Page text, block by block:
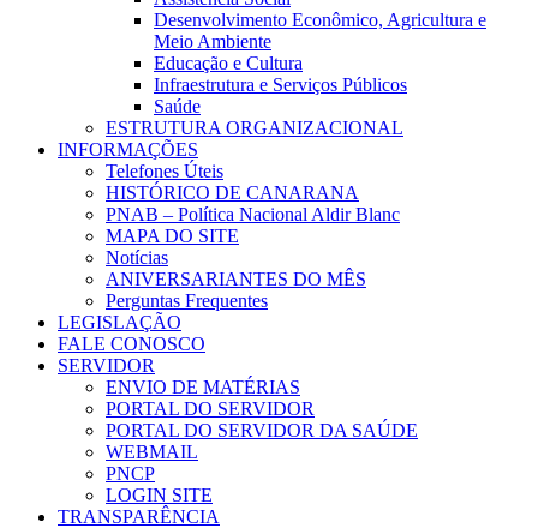
Desenvolvimento Econômico, Agricultura e
Meio Ambiente
Educação e Cultura
Infraestrutura e Serviços Públicos
Saúde
ESTRUTURA ORGANIZACIONAL
INFORMAÇÕES
Telefones Úteis
HISTÓRICO DE CANARANA
PNAB – Política Nacional Aldir Blanc
MAPA DO SITE
Notícias
ANIVERSARIANTES DO MÊS
Perguntas Frequentes
LEGISLAÇÃO
FALE CONOSCO
SERVIDOR
ENVIO DE MATÉRIAS
PORTAL DO SERVIDOR
PORTAL DO SERVIDOR DA SAÚDE
WEBMAIL
PNCP
LOGIN SITE
TRANSPARÊNCIA